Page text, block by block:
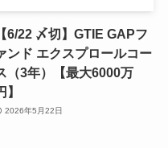
【6/22 〆切】GTIE GAPフ
ンド エクスプロールコー
（3年）【最大6000万
】
2026年5月22日